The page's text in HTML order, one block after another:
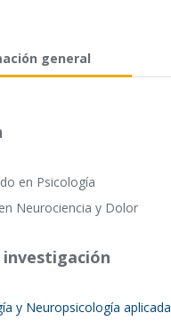
general
en Psicología
Neurociencia y Dolor
investigación
y Neuropsicología aplicada